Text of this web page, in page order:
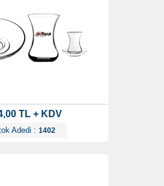
TL + KDV
Adedi : 1402